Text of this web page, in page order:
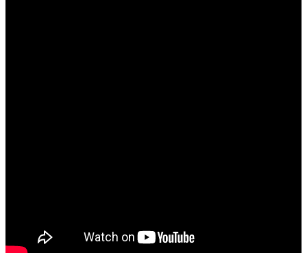
心，衡於慮，而後作；徵於色，發於聲，而後喻。入則無
法家拂士，出則無敵國外患者，國恆亡。然後知生於憂